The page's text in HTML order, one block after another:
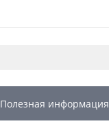
Полезная информация